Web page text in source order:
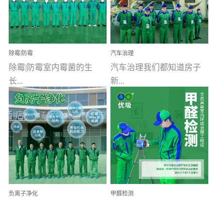
多彩的家居产品和生活情
调，但也带来了以甲醛为
首的室内...
毒的功效，杀菌率
99.99%。相对于传统消毒
液来说，无...
除霉|防霉
除霉|防霉室内霉菌的生
长...
受温度、湿度、基质养
分、通风四个条件影响，
温暖潮湿、营养物质多、
通风缓慢的空间最易滋生
大量霉菌的...
汽车治理
汽车治理我们都知道房子
新...
装修完会有甲醛，其实汽
车的甲醛超标问题更为严
重。汽车的空间范围小，
配件、皮具、装饰多，这
些都是汽...
负离子净化 甲醛检测